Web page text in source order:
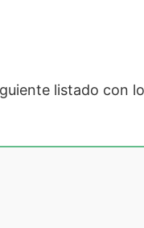
listado con